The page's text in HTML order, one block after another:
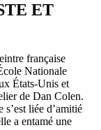
ET
française
Nationale
États-Unis et
de Dan Colen.
liée d’amitié
a entamé une